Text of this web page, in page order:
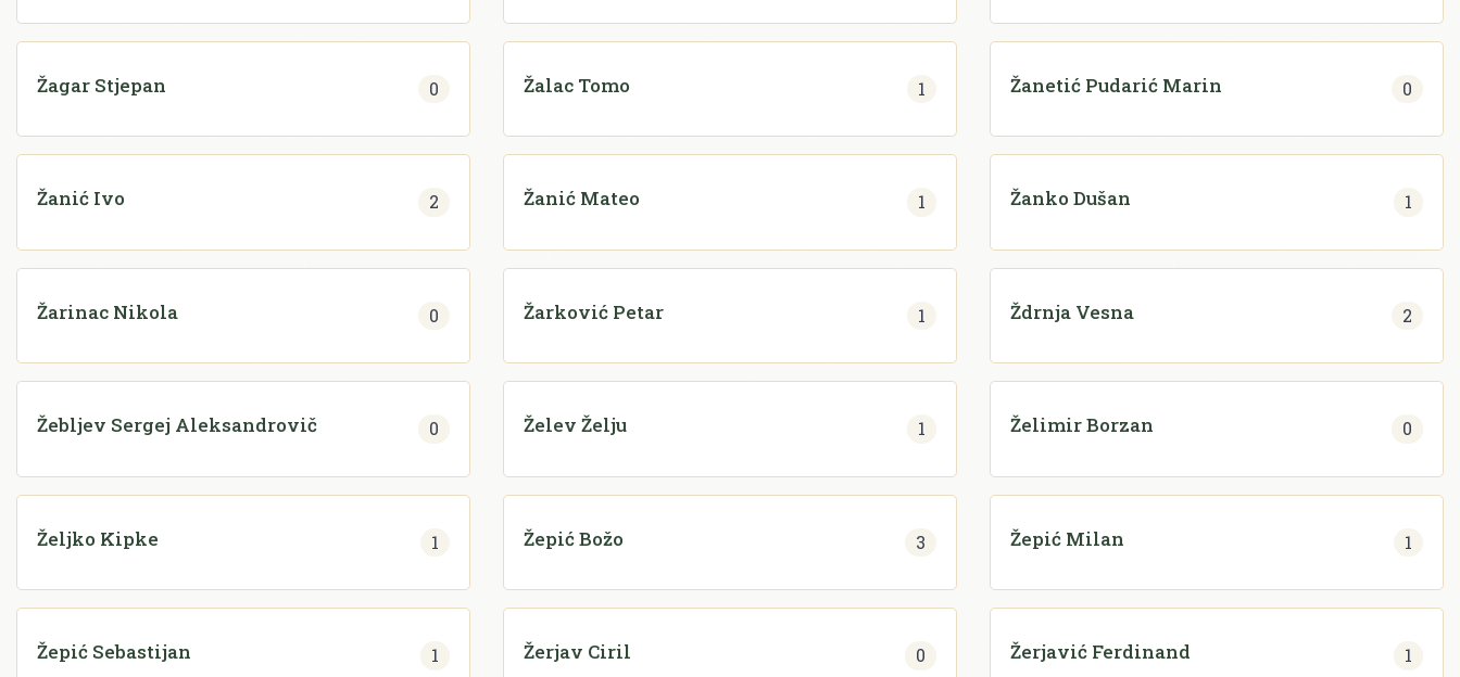
Žagar Stjepan 0 Žalac Tomo 1 Žanetić Pudarić Marin 0
Žanić Ivo 2 Žanić Mateo 1 Žanko Dušan 1
Žarinac Nikola 0 Žarković Petar 1 Ždrnja Vesna 2
Žebljev Sergej Aleksandrovič 0 Želev Želju 1 Želimir Borzan 0
Željko Kipke 1 Žepić Božo 3 Žepić Milan 1
Žepić Sebastijan 1 Žerjav Ciril 0 Žerjavić Ferdinand 1